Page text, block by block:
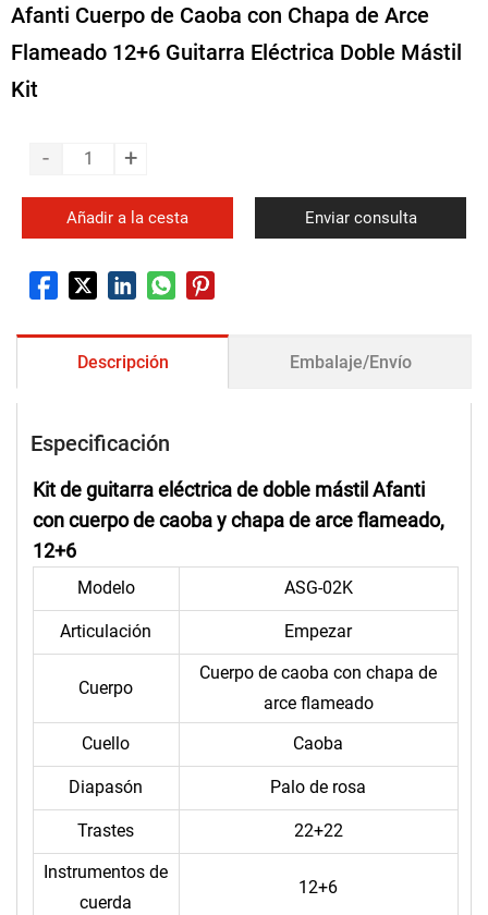
Afanti Cuerpo de Caoba con Chapa de Arce
Flameado 12+6 Guitarra Eléctrica Doble Mástil
Kit
- +
Añadir a la cesta Enviar consulta
Descripción Embalaje/Envío
Especificación
Kit de guitarra eléctrica de doble mástil Afanti
con cuerpo de caoba y chapa de arce flameado,
12+6
Modelo ASG-02K
Articulación Empezar
Cuerpo
Cuerpo de caoba con chapa de
arce flameado
Cuello
Caoba
Diapasón Palo de rosa
Trastes
22+22
Instrumentos de
cuerda
12+6